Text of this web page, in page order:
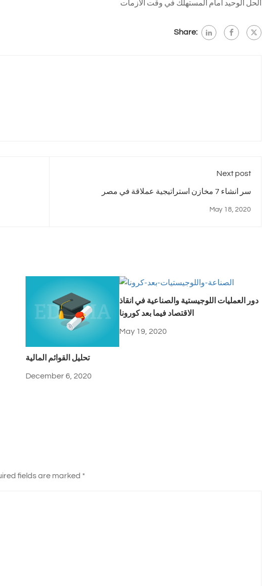
الحل الوحيد أمام المستهلك في وقت الأزمات
Share:
Next post
سر انشاء 7 مخازن استراتيجية عملاقة في مصر
May 18, 2020
تحليل القوائم المالية
December 6, 2020
دور العمليات اللوجيستية والصناعية في انقاذ
الاقتصاد فيما بعد كورونا
May 19, 2020
fields are marked *